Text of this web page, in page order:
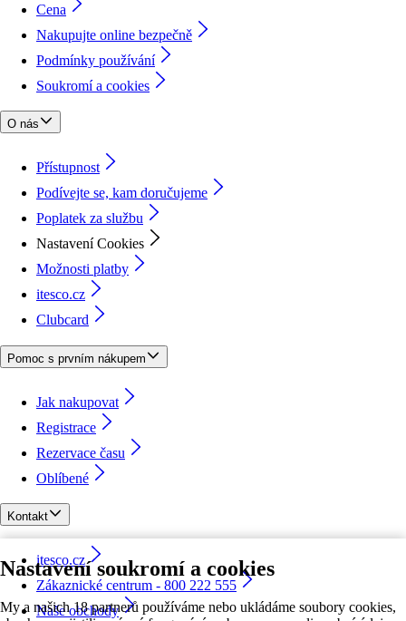
Nastavení soukromí a cookies
My a našich 18 partnerů používáme nebo ukládáme soubory cookies,
Cena
Nakupujte online bezpečně
Podmínky používání
Soukromí a cookies
O nás
Přístupnost
Podívejte se, kam doručujeme
Poplatek za službu
Nastavení Cookies
Možnosti platby
itesco.cz
Clubcard
Pomoc s prvním nákupem
Jak nakupovat
Registrace
Rezervace času
Oblíbené
Kontakt
itesco.cz
Zákaznické centrum - 800 222 555
Naše obchody